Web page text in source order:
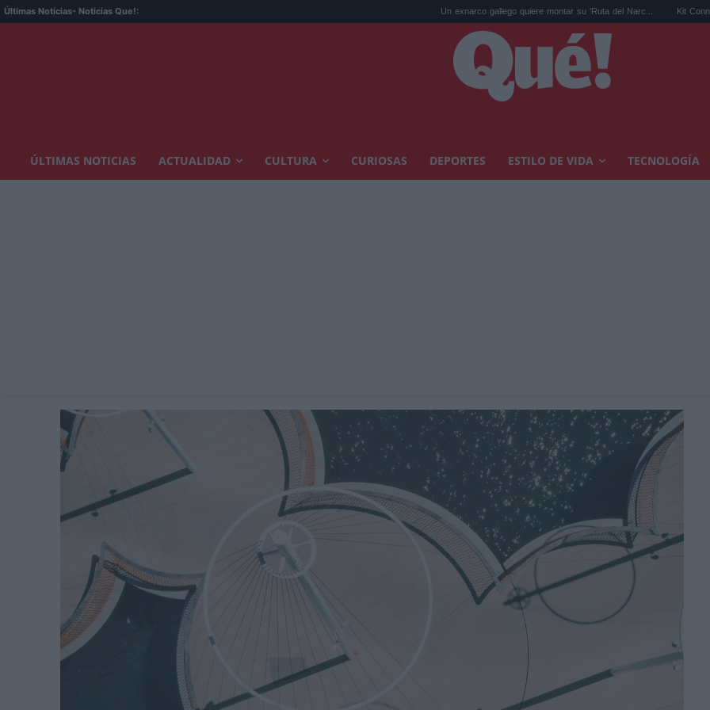
Últimas Noticias- Noticias Que!: Un exnarco gallego quiere montar su 'Ruta del Narc... Kit Connor será
ÚLTIMAS NOTICIAS ACTUALIDAD CULTURA CURIOSAS DEPORTES ESTILO DE VIDA TECNOLOGÍA